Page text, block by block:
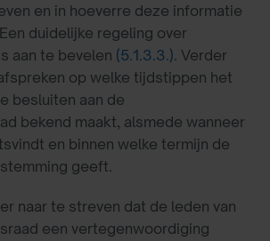
en in hoeverre deze informatie
duidelijke regeling over
aan te bevelen (5.1.3.3.). Verder
op welke tijdstippen het
besluiten aan de
bekend maakt, alsmede wanneer
en binnen welke termijn de
geeft.
naar te streven dat de leden van
een vertegenwoordiging